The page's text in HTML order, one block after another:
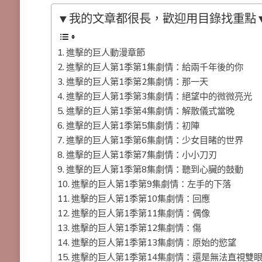
▼我的文章都很長，歡迎用目錄找重
進擊的巨人動漫章節
進擊的巨人第1季第1集劇情：給兩千年後的你
進擊的巨人第1季第2集劇情：那一天
進擊的巨人第1季第3集劇情：絕望中的微微亮光
進擊的巨人第1季第4集劇情：解散儀式當晚
進擊的巨人第1季第5集劇情：初陣
進擊的巨人第1季第6集劇情：少女目睹的世界
進擊的巨人第1季第7集劇情：小小刀刃
進擊的巨人第1季第8集劇情：聽到心臟的鼓動
進擊的巨人第1季第9集劇情：左手的下落
進擊的巨人第1季第10集劇情：回應
進擊的巨人第1季第11集劇情：偶像
進擊的巨人第1季第12集劇情：傷
進擊的巨人第1季第13集劇情：原始的慾望
進擊的巨人第1季第14集劇情：還是無法直視雙